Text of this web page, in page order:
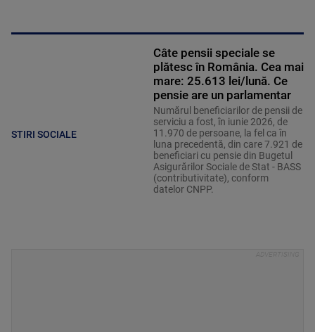
STIRI SOCIALE
Câte pensii speciale se
plătesc în România. Cea mai
mare: 25.613 lei/lună. Ce
pensie are un parlamentar
Numărul beneficiarilor de pensii de
serviciu a fost, în iunie 2026, de
11.970 de persoane, la fel ca în
luna precedentă, din care 7.921 de
beneficiari cu pensie din Bugetul
Asigurărilor Sociale de Stat - BASS
(contributivitate), conform
datelor CNPP.